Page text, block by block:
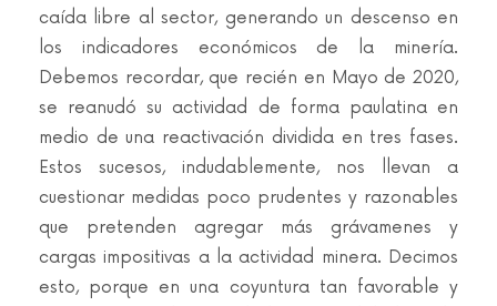
caída libre al sector, generando un descenso en
los indicadores económicos de la minería.
Debemos recordar, que recién en Mayo de 2020,
se reanudó su actividad de forma paulatina en
medio de una reactivación dividida en tres fases.
Estos sucesos, indudablemente, nos llevan a
cuestionar medidas poco prudentes y razonables
que pretenden agregar más grávamenes y
cargas impositivas a la actividad minera. Decimos
esto, porque en una coyuntura tan favorable y